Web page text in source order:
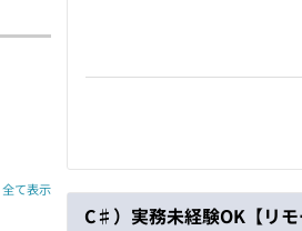
C♯）実務未経験OK【リ
全て表示